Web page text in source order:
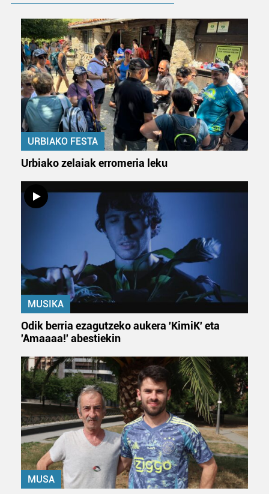
baliatzen gara. Ohar hau onartuz gero, teknologia hori
erabiltzeko baimen esplizitua ematen diguzu.Gehiago
irakurri
URBIAKO FESTA
Urbiako zelaiak erromeria leku
MUSIKA
Odik berria ezagutzeko aukera 'KimiK' eta
'Amaaaa!' abestiekin
MUSA